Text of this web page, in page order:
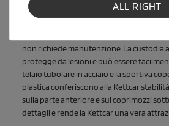
cresce con il bambino e offre un comfort
non richiede manutenzione. La custodia
protegge da lesioni e può essere
telaio tubolare in acciaio e la sportiva
plastica conferiscono alla Kettcar stabilità
sulla parte anteriore e sui coprimozzi
dettagli e rende la Kettcar una vera
ALL RIGHT